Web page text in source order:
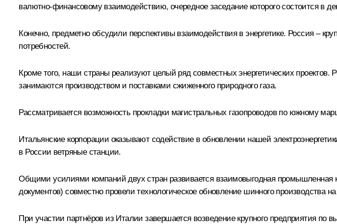
валютно-финансовому взаимодействию, очередное заседание которого состоится в
Конечно, предметно обсудили перспективы взаимодействия в энергетике. Россия –
потребностей.
Кроме того, наши страны реализуют целый ряд совместных энергетических
занимаются производством и поставками сжиженного природного газа.
Рассматривается возможность прокладки магистральных газопроводов по южному
Итальянские корпорации оказывают содействие в обновлении нашей
в России ветряные станции.
Общими усилиями компаний двух стран развивается взаимовыгодная промышленная
документов) совместно провели технологическое обновление шинного производства
При участии партнёров из Италии завершается возведение крупного предприятия по